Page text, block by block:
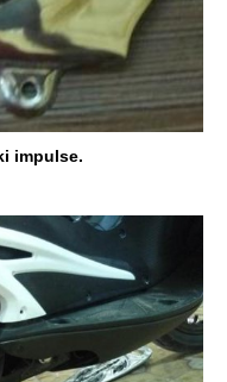
impulse.